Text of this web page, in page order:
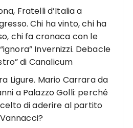
Fratelli d’Italia a
Chi ha vinto, chi ha
chi fa cronaca con le
Invernizzi. Debacle
di Canalicum
Ligure. Mario Carrara da
a Palazzo Golli: perché
di aderire al partito